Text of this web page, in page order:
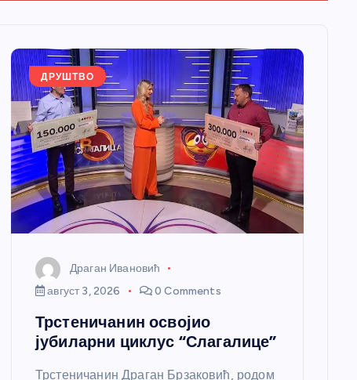
ДРУШТВО
Драган Ивановић
август 3, 2026
0 Comments
Трстеничанин освојио
јубиларни циклус “Слагалице”
Трстеничанин Драган Брзаковић, родом